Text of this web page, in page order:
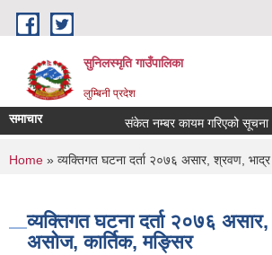
Skip to main content
सुनिलस्मृति गाउँपालिका
लुम्बिनी प्रदेश
समाचार संकेत नम्बर कायम गरिएको सूचना।
You are here
Home » व्यक्तिगत घटना दर्ता २०७६ असार, श्रवण,
व्यक्तिगत घटना दर्ता २०७६
असोज, कार्तिक, मङ्सिर